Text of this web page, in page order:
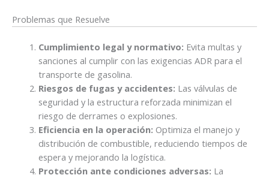
Problemas que Resuelve
Cumplimiento legal y normativo: Evita multas y
sanciones al cumplir con las exigencias ADR para el
transporte de gasolina.
Riesgos de fugas y accidentes: Las válvulas de
seguridad y la estructura reforzada minimizan el
riesgo de derrames o explosiones.
Eficiencia en la operación: Optimiza el manejo y
distribución de combustible, reduciendo tiempos de
espera y mejorando la logística.
Protección ante condiciones adversas: La